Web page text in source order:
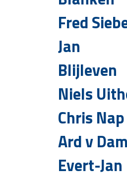
Fred
Jan
Blijleven
Niels
Chris Nap
Ard v Dam
Evert-Jan